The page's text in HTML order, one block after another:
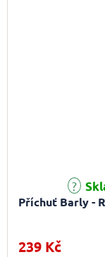
Příchuť Barly -
239 Kč